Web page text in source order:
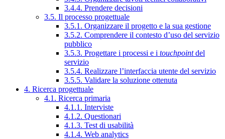
3.4.4. Prendere decisioni
3.5. Il processo progettuale
3.5.1. Organizzare il progetto e la sua gestione
3.5.2. Comprendere il contesto d’uso del servizio
pubblico
3.5.3. Progettare i processi e i touchpointdel
servizio
3.5.4. Realizzare l’interfaccia utente del servizio
3.5.5. Validare la soluzione ottenuta
4. Ricerca progettuale
4.1. Ricerca primaria
4.1.1. Interviste
4.1.2. Questionari
4.1.3. Test di usabilità
4.1.4. Web analytics